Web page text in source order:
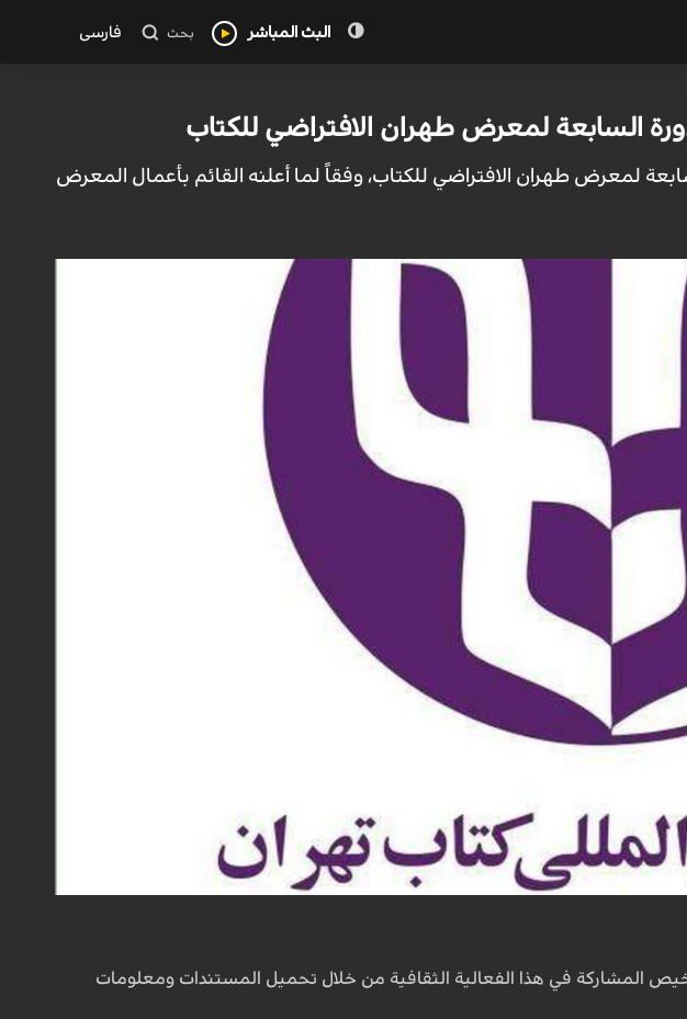
البث المباشر بحث فارسی
السابعة لمعرض طهران الافتراضي للكتاب
لمعرض طهران الافتراضي للكتاب، وفقاً لما أعلنه القائم بأعمال المعرض
المشاركة في هذا الفعالية الثقافية من خلال تحميل المستندات ومعلومات